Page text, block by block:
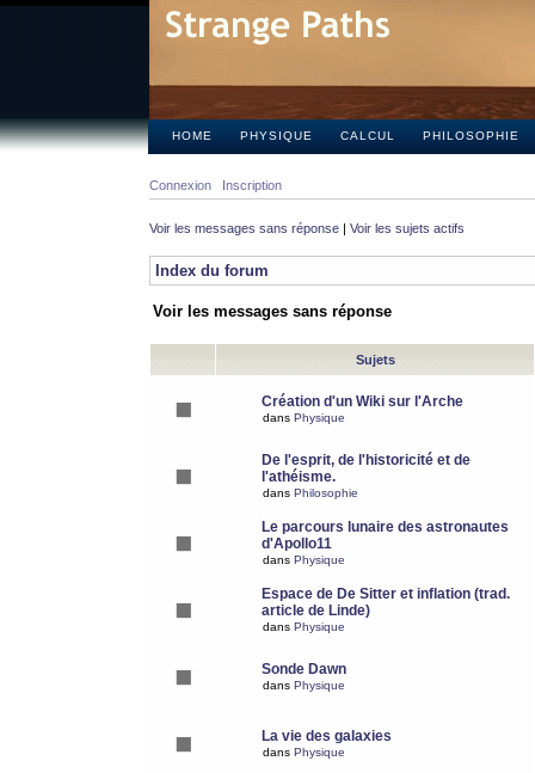
HOME PHYSIQUE CALCUL PHILOSOPHIE
Connexion Inscription
Voir les messages sans réponse | Voir les sujets actifs
Index du forum
Voir les messages sans réponse
Sujets
Création d'un Wiki sur l'Arche
dans Physique
De l'esprit, de l'historicité et de
l'athéisme.
dans Philosophie
Le parcours lunaire des astronautes
d'Apollo11
dans Physique
Espace de De Sitter et inflation (trad.
article de Linde)
dans Physique
Sonde Dawn
dans Physique
La vie des galaxies
dans Physique